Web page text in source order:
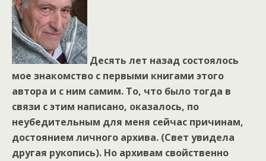
Десять лет назад состоялось
мое знакомство с первыми книгами этого
автора и с ним самим. То, что было тогда в
связи с этим написано, оказалось, по
неубедительным для меня сейчас причинам,
достоянием личного архива. (Свет увидела
другая рукопись). Но архивам свойственно